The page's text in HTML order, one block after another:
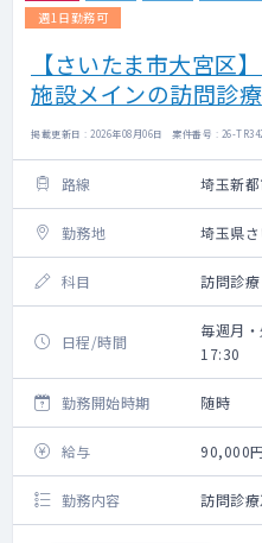
週1日勤務可
【さいたま市大宮区
施設メインの訪問診療
掲載更新日 : 2026年08月06日 案件番号 : 26-
路線 埼玉新
勤務地 埼玉県
科目 訪問診
日程/時間
毎週月
17:30
勤務開始時期 随時
給与 90,000
勤務内容 訪問診